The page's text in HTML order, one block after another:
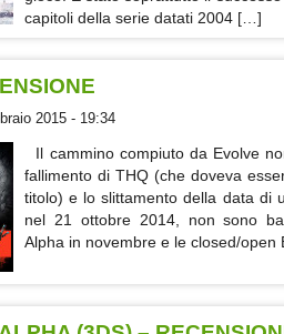
capitoli della serie datati 2004 […]
2015 - 19:34
Il cammino compiuto da Evolve
fallimento di THQ (che doveva
titolo) e lo slittamento della data di
nel 21 ottobre 2014, non sono
Alpha in novembre e le closed/